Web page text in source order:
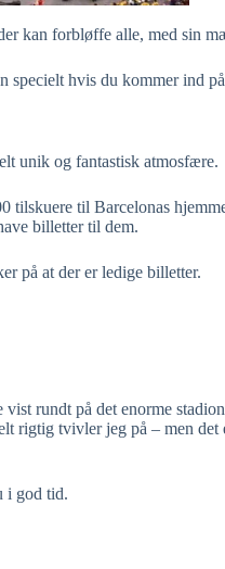
kan forbløffe alle, med sin
specielt hvis du kommer ind
unik og fantastisk atmosfære.
tilskuere til Barcelonas
billetter til dem.
på at der er ledige billetter.
rundt på det enorme
rigtig tvivler jeg på – men
i god tid.